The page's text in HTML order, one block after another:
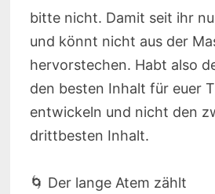
bitte nicht. Damit seit ihr
und könnt nicht aus der
hervorstechen. Habt also
den besten Inhalt für euer
entwickeln und nicht den
drittbesten Inhalt.
🌀 Der lange Atem zählt